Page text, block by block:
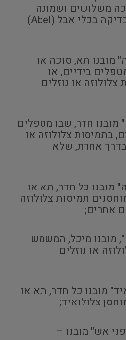
משלושים ושמונה
מעלות צלסיוס לפי בדיקה בכלי אבל (Abel)
תא, סוכה או
בידיים, או
או נוזלים
חדר, שבו מטפלים
בתמיסות צלולוזה או
אחרת, שלא
כל חדר, תא או
תמיסות צלולוזה
אחרים;
מיכל, המשמש
או נוזלים
מובנו כל חדר, תא או
צלולואיד;
אש" מובנו –